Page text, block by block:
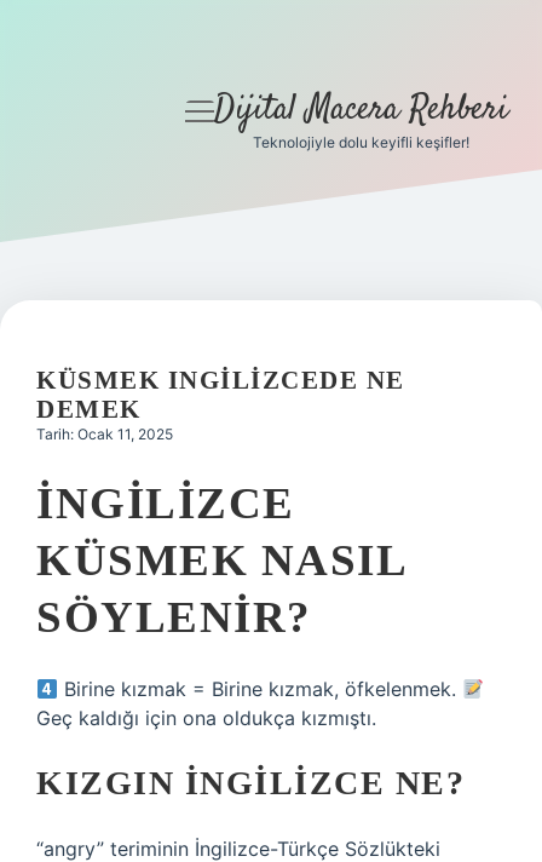
Gizlilik Politikası
Yasal Uyarı
menüyü
Dijital Macera Rehberi
Teknolojiyle dolu keyifli keşifler!
KÜSMEK INGILIZCEDE NE
DEMEK
Tarih: Ocak 11, 2025
İNGILIZCE
KÜSMEK NASIL
SÖYLENIR?
Birine kızmak = Birine kızmak, öfkelenmek.
Geç kaldığı için ona oldukça kızmıştı.
KIZGIN INGILIZCE NE?
“angry” teriminin İngilizce-Türkçe Sözlükteki